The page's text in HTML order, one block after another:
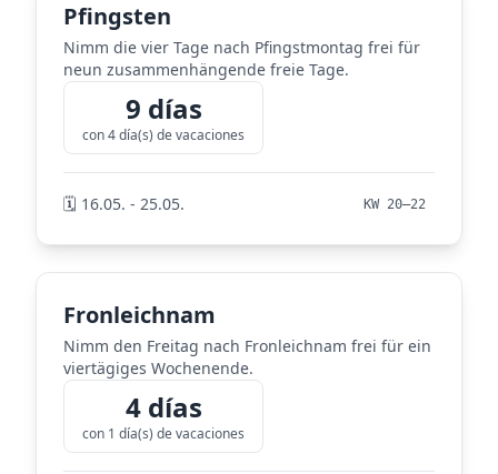
Pfingsten
Nimm die vier Tage nach Pfingstmontag frei für
neun zusammenhängende freie Tage.
9 días
con 4 día(s) de vacaciones
🗓️ 16.05. - 25.05. KW 20–22
Fronleichnam
Nimm den Freitag nach Fronleichnam frei für ein
viertägiges Wochenende.
4 días
con 1 día(s) de vacaciones